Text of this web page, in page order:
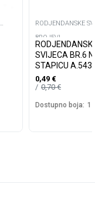
RODJENDANSKE
BROJEVI
SVIJECA BR.6
STAPICU
0,49 €
0,70€
Dostupno boja: 1